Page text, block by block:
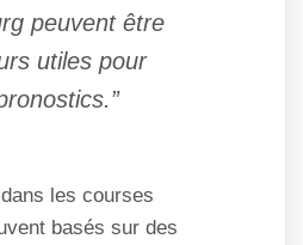
peuvent être
utiles pour
les courses
basés sur des